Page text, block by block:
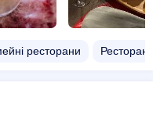
ресторани